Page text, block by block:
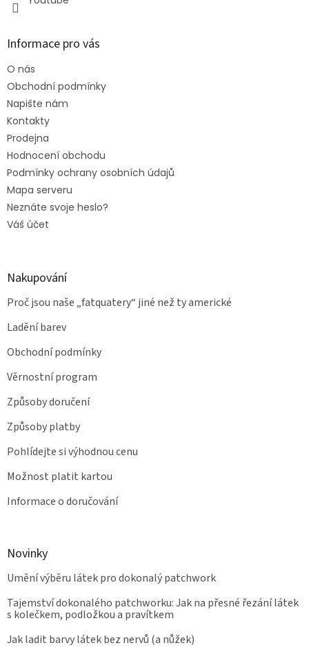
Informace pro vás
O nás
Obchodní podmínky
Napište nám
Kontakty
Prodejna
Hodnocení obchodu
Podmínky ochrany osobních údajů
Mapa serveru
Neznáte svoje heslo?
Váš účet
Nakupování
Proč jsou naše „fatquatery“ jiné než ty americké
Ladění barev
Obchodní podmínky
Věrnostní program
Způsoby doručení
Způsoby platby
Pohlídejte si výhodnou cenu
Možnost platit kartou
Informace o doručování
Novinky
Umění výběru látek pro dokonalý patchwork
Tajemství dokonalého patchworku: Jak na přesné řezání látek
s kolečkem, podložkou a pravítkem
Jak ladit barvy látek bez nervů (a nůžek)